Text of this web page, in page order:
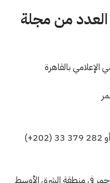
من مجلة
الإعلامي بالقاهرة
في منطقة الشرق الأوسط